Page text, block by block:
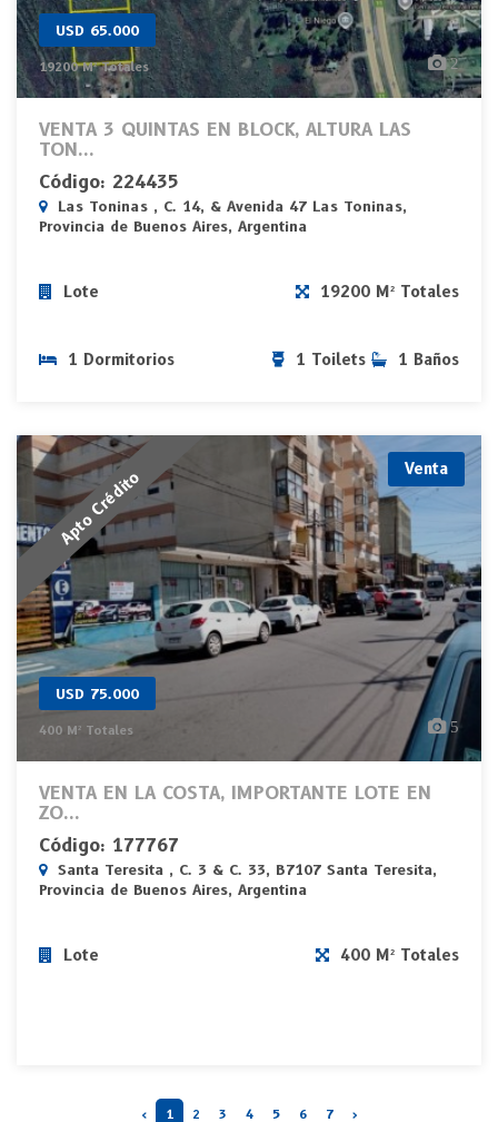
USD 65.000
19200 M² Totales 2
VENTA 3 QUINTAS EN BLOCK, ALTURA LAS
TON...
Código: 224435
Las Toninas , C. 14, & Avenida 47 Las Toninas,
Provincia de Buenos Aires, Argentina
Lote 19200 M² Totales
1 Dormitorios 1 Baños
1 Toilets
Apto Crédito Venta
USD 75.000
400 M² Totales 5
VENTA EN LA COSTA, IMPORTANTE LOTE EN
ZO...
Código: 177767
Santa Teresita , C. 3 & C. 33, B7107 Santa Teresita,
Provincia de Buenos Aires, Argentina
Lote 400 M² Totales
‹ 1 2 3 4 5 6 7 ›